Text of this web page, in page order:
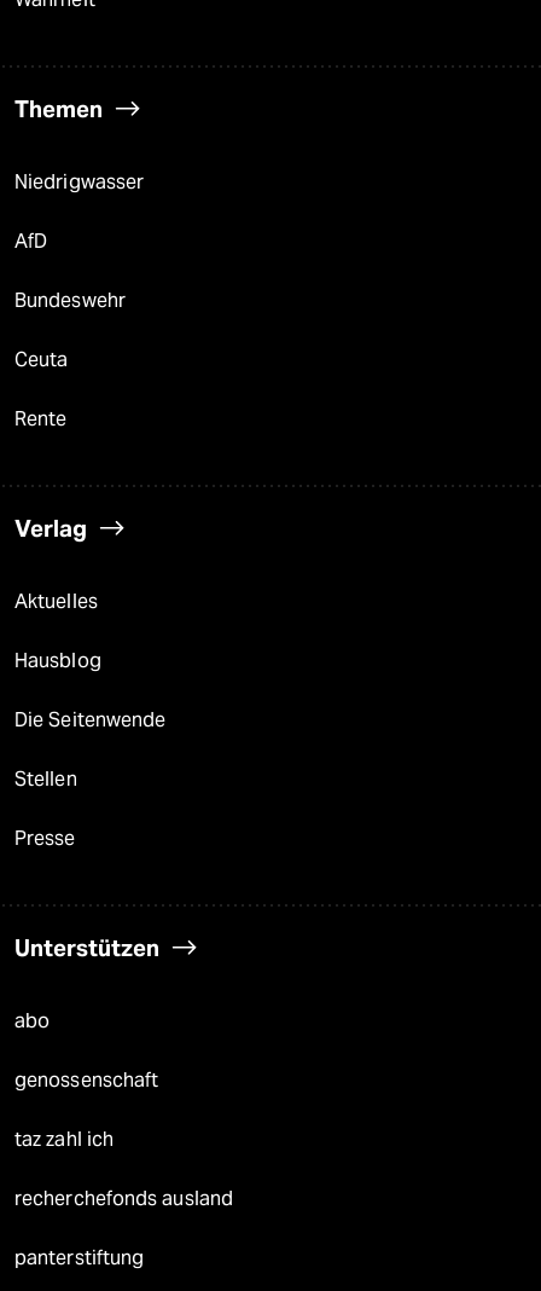
Themen
Niedrigwasser
AfD
Bundeswehr
Ceuta
Rente
Verlag
Aktuelles
Hausblog
Die Seitenwende
Stellen
Presse
Unterstützen
abo
genossenschaft
taz zahl ich
recherchefonds ausland
panterstiftung